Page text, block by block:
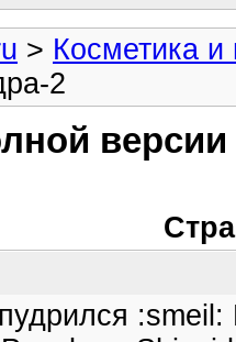
> Косметика
2